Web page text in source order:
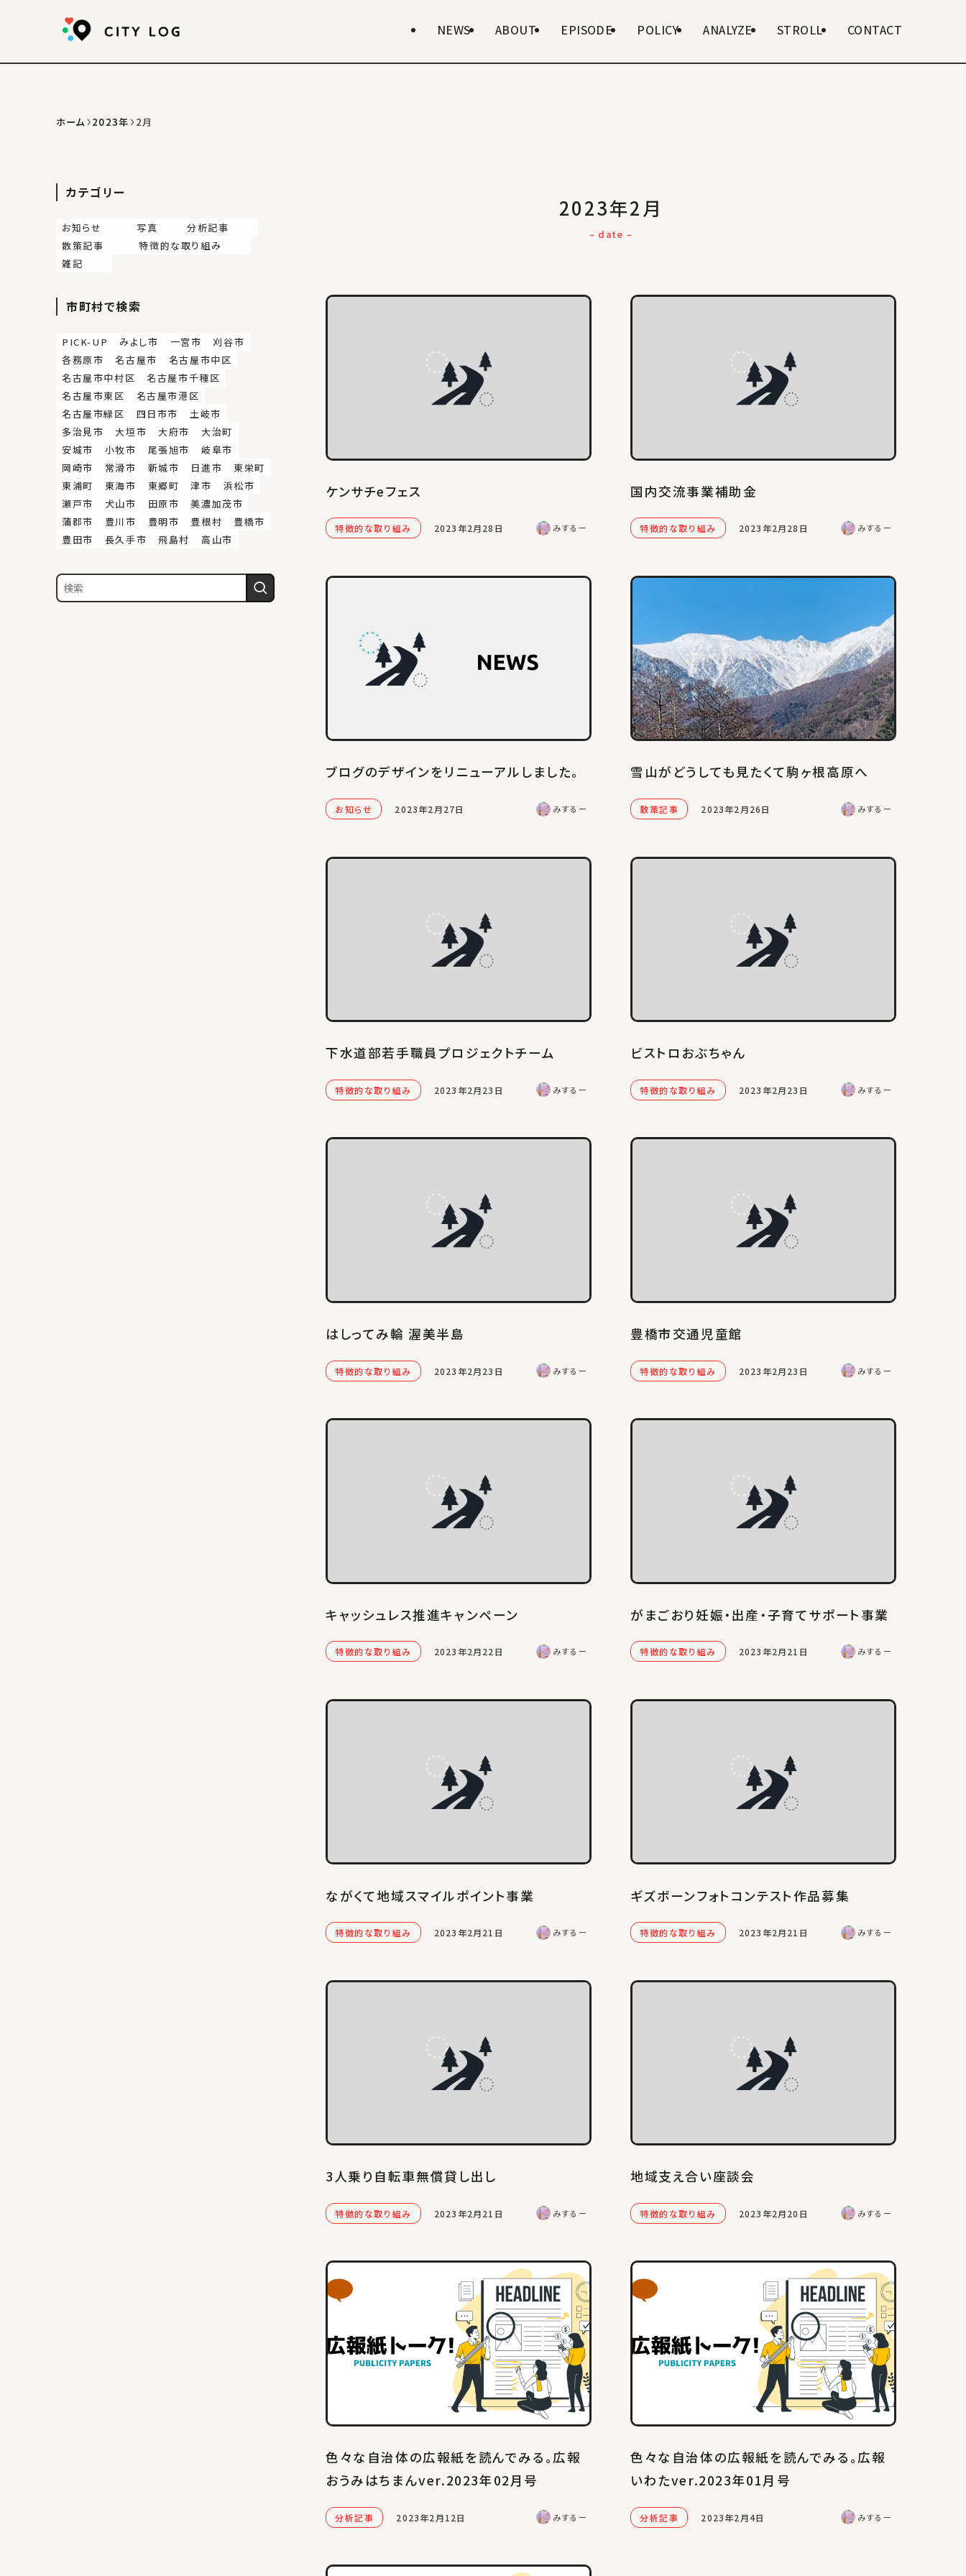
NEWS ABOUT EPISODE POLICY ANALYZE STROLL CONTACT
ホーム 2023年 2月
2023年2月
– date –
ケンサチeフェス
2023年2月28日
特徴的な取り組み みするー
国内交流事業補助金
2023年2月28日
特徴的な取り組み みするー
ブログのデザインをリニューアルしました。
2023年2月27日
お知らせ みするー
雪山がどうしても見たくて駒ヶ根高原へ
2023年2月26日
散策記事 みするー
下水道部若手職員プロジェクトチーム
2023年2月23日
特徴的な取り組み みするー
ビストロおぶちゃん
2023年2月23日
特徴的な取り組み みするー
はしってみ輪 渥美半島
2023年2月23日
特徴的な取り組み みするー
豊橋市交通児童館
2023年2月23日
特徴的な取り組み みするー
キャッシュレス推進キャンペーン
2023年2月22日
特徴的な取り組み みするー
がまごおり妊娠・出産・子育てサポート事業
2023年2月21日
特徴的な取り組み みするー
ながくて地域スマイルポイント事業
2023年2月21日
特徴的な取り組み みするー
ギズボーンフォトコンテスト作品募集
2023年2月21日
特徴的な取り組み みするー
3人乗り自転車無償貸し出し
2023年2月21日
特徴的な取り組み みするー
地域支え合い座談会
2023年2月20日
特徴的な取り組み みするー
色々な自治体の広報紙を読んでみる。広報
おうみはちまんver.2023年02月号
2023年2月12日
分析記事 みするー
色々な自治体の広報紙を読んでみる。広報
いわたver.2023年01月号
2023年2月4日
分析記事 みするー
カテゴリー
お知らせ 写真 分析記事
散策記事
特徴的な取り組み
雑記
市町村で検索
PICK-UP みよし市 一宮市
刈谷市
各務原市
名古屋市
名古屋市中区
名古屋市中村区
名古屋市千種区
名古屋市東区
名古屋市港区
名古屋市緑区
四日市市
土岐市
多治見市
大垣市 大府市
大治町
安城市
小牧市 尾張旭市
岐阜市
岡崎市
常滑市 新城市 日進市
東栄町
東浦町
東海市 東郷町 津市
浜松市
瀬戸市
犬山市 田原市
美濃加茂市
蒲郡市
豊川市 豊明市 豊根村
豊橋市
豊田市
長久手市 飛島村 高山市